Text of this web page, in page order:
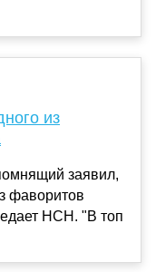
из
заявил,
фаворитов
НСН. "В топ